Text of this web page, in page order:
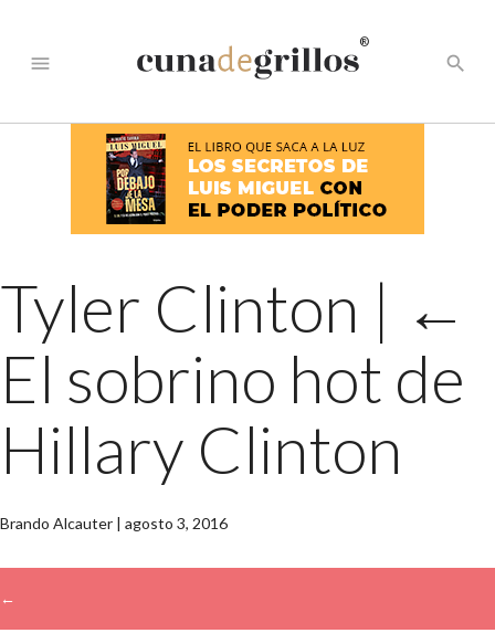
menu
®
search
Tyler Clinton | ←
El sobrino hot de
Hillary Clinton
Brando Alcauter | agosto 3, 2016
←